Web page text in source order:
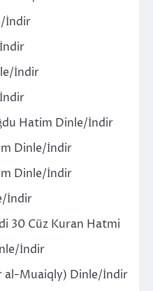
İndir
İndir
Hatim Dinle/İndir
Dinle/İndir
Dinle/İndir
İndir
30 Cüz Kuran Hatmi
İndir
al-Muaiqly) Dinle/İndir